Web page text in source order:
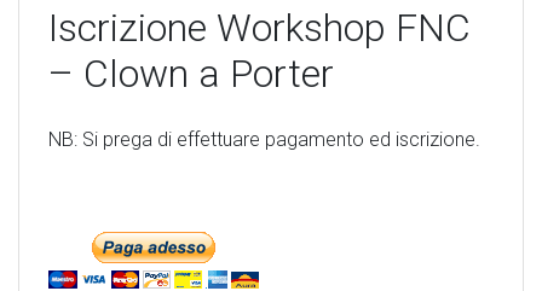
Iscrizione Workshop FNC
– Clown a Porter
NB: Si prega di effettuare pagamento ed iscrizione.